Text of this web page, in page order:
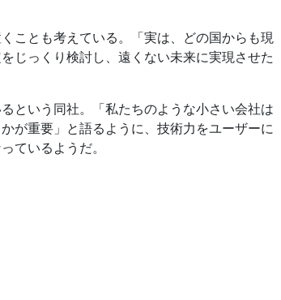
ことも考えている。「実は、どの国からも現
じっくり検討し、遠くない未来に実現させた
という同社。「私たちのような小さい会社は
が重要」と語るように、技術力をユーザーに
ているようだ。